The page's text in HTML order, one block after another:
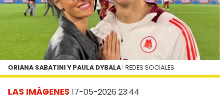
LAS IMÁGENES 17-05-2026 23:44
ORIANA SABATINI Y PAULA DYBALA | REDES SOCIALES